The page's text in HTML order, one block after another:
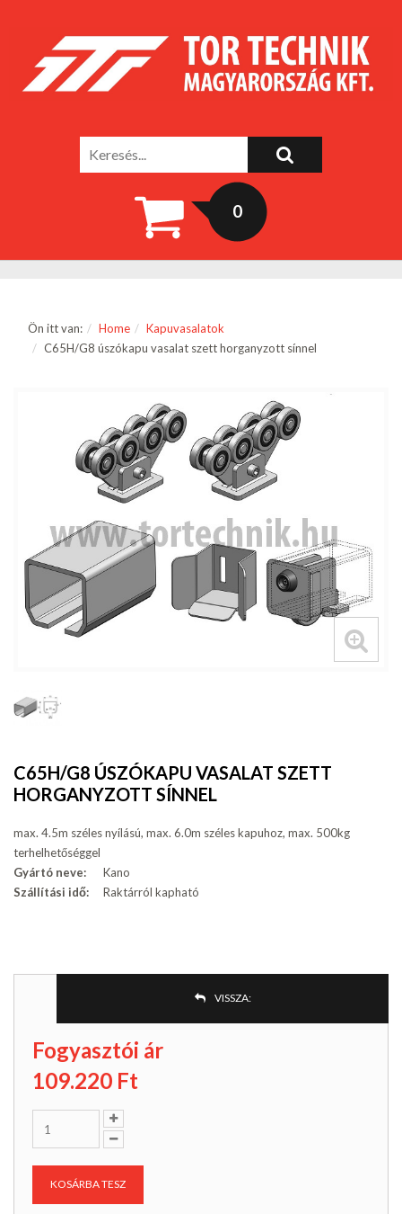
0
Ön itt van: Home
Kapuvasalatok
C65H/G8 úszókapu vasalat szett horganyzott sínnel
C65H/G8 ÚSZÓKAPU VASALAT SZETT
HORGANYZOTT SÍNNEL
max. 4.5m széles nyílású, max. 6.0m széles kapuhoz, max. 500kg
terhelhetőséggel
Gyártó neve:
Kano
Szállítási idő:
Raktárról kapható
VISSZA:
Fogyasztói ár
109.220 Ft
KOSÁRBA TESZ